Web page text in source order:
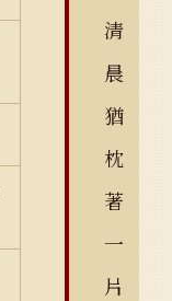
清
晨
猶
枕
著
一
片